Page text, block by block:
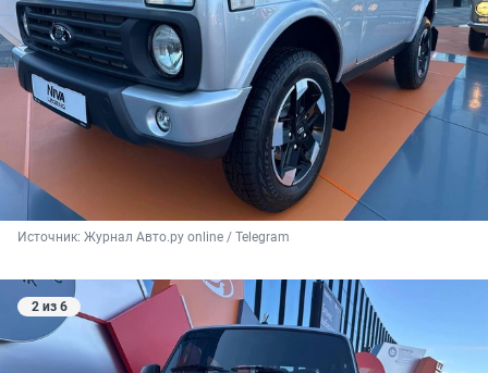
Источник: Журнал Авто.ру online / Telegram
2 из 6